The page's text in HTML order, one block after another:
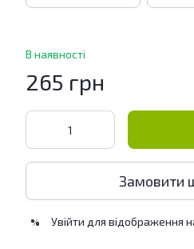
В наявності
265 грн
Замовити
% Увійти для відображення